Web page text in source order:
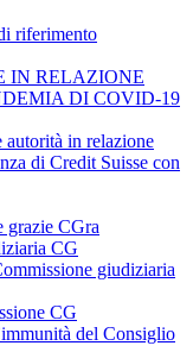
riferimento
IN RELAZIONE
DI COVID-19
autorità in relazione
di Credit Suisse con
grazie CGra
CG
giudiziaria
CG
del Consiglio